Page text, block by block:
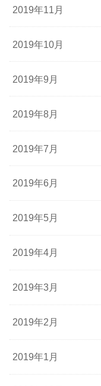
2019年11月
2019年10月
2019年9月
2019年8月
2019年7月
2019年6月
2019年5月
2019年4月
2019年3月
2019年2月
2019年1月